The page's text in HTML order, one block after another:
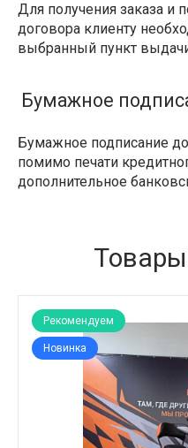
Для получения заказа и
договора клиенту
выбранный пункт
Бумажное
Бумажное подписание
помимо печати
дополнительное
Рекомендуем
Новинка